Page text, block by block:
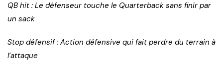
QB hit : Le défenseur touche le Quarterback sans finir par
un sack
Stop défensif : Action défensive qui fait perdre du terrain à
l’attaque